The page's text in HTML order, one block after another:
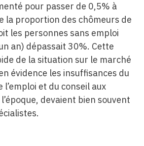
pour passer de 0,5% à
la proportion des chômeurs de
les personnes sans emploi
an) dépassait 30%. Cette
de la situation sur le marché
évidence les insuffisances du
l’emploi et du conseil aux
devaient bien souvent